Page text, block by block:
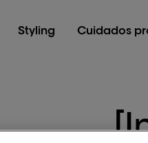
Styling Cuidados